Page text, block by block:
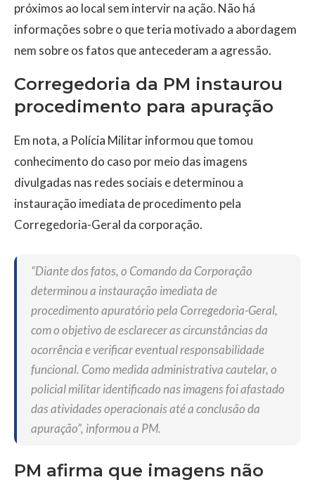
próximos ao local sem intervir na ação. Não há
informações sobre o que teria motivado a abordagem
nem sobre os fatos que antecederam a agressão.
Corregedoria da PM instaurou
procedimento para apuração
Em nota, a Polícia Militar informou que tomou
conhecimento do caso por meio das imagens
divulgadas nas redes sociais e determinou a
instauração imediata de procedimento pela
Corregedoria-Geral da corporação.
“Diante dos fatos, o Comando da Corporação
determinou a instauração imediata de
procedimento apuratório pela Corregedoria-Geral,
com o objetivo de esclarecer as circunstâncias da
ocorrência e verificar eventual responsabilidade
funcional. Como medida administrativa cautelar, o
policial militar identificado nas imagens foi afastado
das atividades operacionais até a conclusão da
apuração”, informou a PM.
PM afirma que imagens não